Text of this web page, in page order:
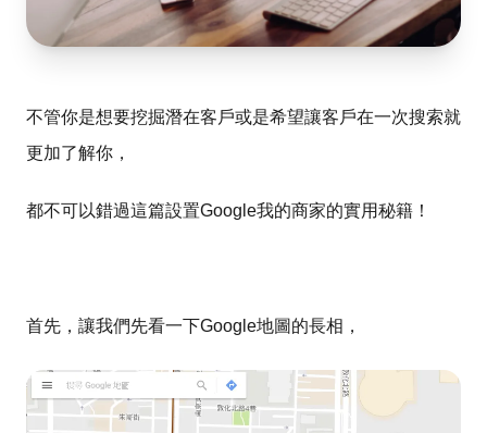
不管你是想要挖掘潛在客戶或是希望讓客戶在一次搜索就
更加了解你，
都不可以錯過這篇設置Google我的商家的實用秘籍！
首先，讓我們先看一下Google地圖的長相，​